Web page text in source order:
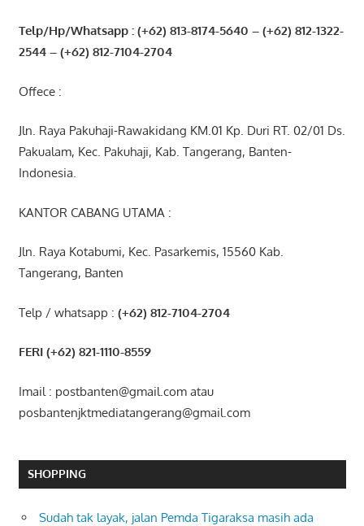
Telp/Hp/Whatsapp : (+62) 813-8174-5640 – (+62) 812-1322-
2544– (+62) 812-7104-2704
Offece :
Jln. Raya Pakuhaji-Rawakidang KM.01 Kp. Duri RT. 02/01 Ds.
Pakualam, Kec. Pakuhaji, Kab. Tangerang, Banten-
Indonesia.
KANTOR CABANG UTAMA :
Jln. Raya Kotabumi, Kec. Pasarkemis, 15560 Kab.
Tangerang, Banten
Telp / whatsapp : (+62) 812-7104-2704
FERI (+62) 821-1110-8559
Imail : postbanten@gmail.com atau
posbantenjktmediatangerang@gmail.com
SHOPPING
Sudah tak layak, jalan Pemda Tigaraksa masih ada